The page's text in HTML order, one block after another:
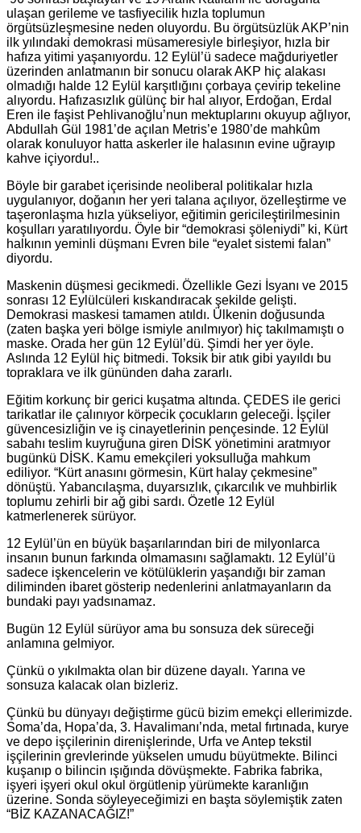
ulaşan gerileme ve tasfiyecilik hızla toplumun
örgütsüzleşmesine neden oluyordu. Bu örgütsüzlük AKP’nin
ilk yılındaki demokrasi müsameresiyle birleşiyor, hızla bir
hafıza yitimi yaşanıyordu. 12 Eylül’ü sadece mağduriyetler
üzerinden anlatmanın bir sonucu olarak AKP hiç alakası
olmadığı halde 12 Eylül karşıtlığını çorbaya çevirip tekeline
alıyordu. Hafızasızlık gülünç bir hal alıyor, Erdoğan, Erdal
Eren ile faşist Pehlivanoğlu’nun mektuplarını okuyup ağlıyor,
Abdullah Gül 1981’de açılan Metris’e 1980’de mahkûm
olarak konuluyor hatta askerler ile halasının evine uğrayıp
kahve içiyordu!..
Böyle bir garabet içerisinde neoliberal politikalar hızla
uygulanıyor, doğanın her yeri talana açılıyor, özelleştirme ve
taşeronlaşma hızla yükseliyor, eğitimin gericileştirilmesinin
koşulları yaratılıyordu. Öyle bir “demokrasi şöleniydi” ki, Kürt
halkının yeminli düşmanı Evren bile “eyalet sistemi falan”
diyordu.
Maskenin düşmesi gecikmedi. Özellikle Gezi İsyanı ve 2015
sonrası 12 Eylülcüleri kıskandıracak şekilde gelişti.
Demokrasi maskesi tamamen atıldı. Ülkenin doğusunda
(zaten başka yeri bölge ismiyle anılmıyor) hiç takılmamıştı o
maske. Orada her gün 12 Eylül’dü. Şimdi her yer öyle.
Aslında 12 Eylül hiç bitmedi. Toksik bir atık gibi yayıldı bu
topraklara ve ilk gününden daha zararlı.
Eğitim korkunç bir gerici kuşatma altında. ÇEDES ile gerici
tarikatlar ile çalınıyor körpecik çocukların geleceği. İşçiler
güvencesizliğin ve iş cinayetlerinin pençesinde. 12 Eylül
sabahı teslim kuyruğuna giren DİSK yönetimini aratmıyor
bugünkü DİSK. Kamu emekçileri yoksulluğa mahkum
ediliyor. “Kürt anasını görmesin, Kürt halay çekmesine”
dönüştü. Yabancılaşma, duyarsızlık, çıkarcılık ve muhbirlik
toplumu zehirli bir ağ gibi sardı. Özetle 12 Eylül
katmerlenerek sürüyor.
12 Eylül’ün en büyük başarılarından biri de milyonlarca
insanın bunun farkında olmamasını sağlamaktı. 12 Eylül’ü
sadece işkencelerin ve kötülüklerin yaşandığı bir zaman
diliminden ibaret gösterip nedenlerini anlatmayanların da
bundaki payı yadsınamaz.
Bugün 12 Eylül sürüyor ama bu sonsuza dek süreceği
anlamına gelmiyor.
Çünkü o yıkılmakta olan bir düzene dayalı. Yarına ve
sonsuza kalacak olan bizleriz.
Çünkü bu dünyayı değiştirme gücü bizim emekçi ellerimizde.
Soma’da, Hopa’da, 3. Havalimanı’nda, metal fırtınada, kurye
ve depo işçilerinin direnişlerinde, Urfa ve Antep tekstil
işçilerinin grevlerinde yükselen umudu büyütmekte. Bilinci
kuşanıp o bilincin ışığında dövüşmekte. Fabrika fabrika,
işyeri işyeri okul okul örgütlenip yürümekte karanlığın
üzerine. Sonda söyleyeceğimizi en başta söylemiştik zaten
“BİZ KAZANACAĞIZ!”